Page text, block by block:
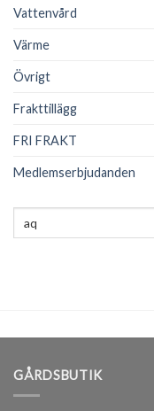
Vattenvård
Värme
Övrigt
Frakttillägg
FRI FRAKT
Medlemserbjudanden
efter:
GÅRDSBUTIK